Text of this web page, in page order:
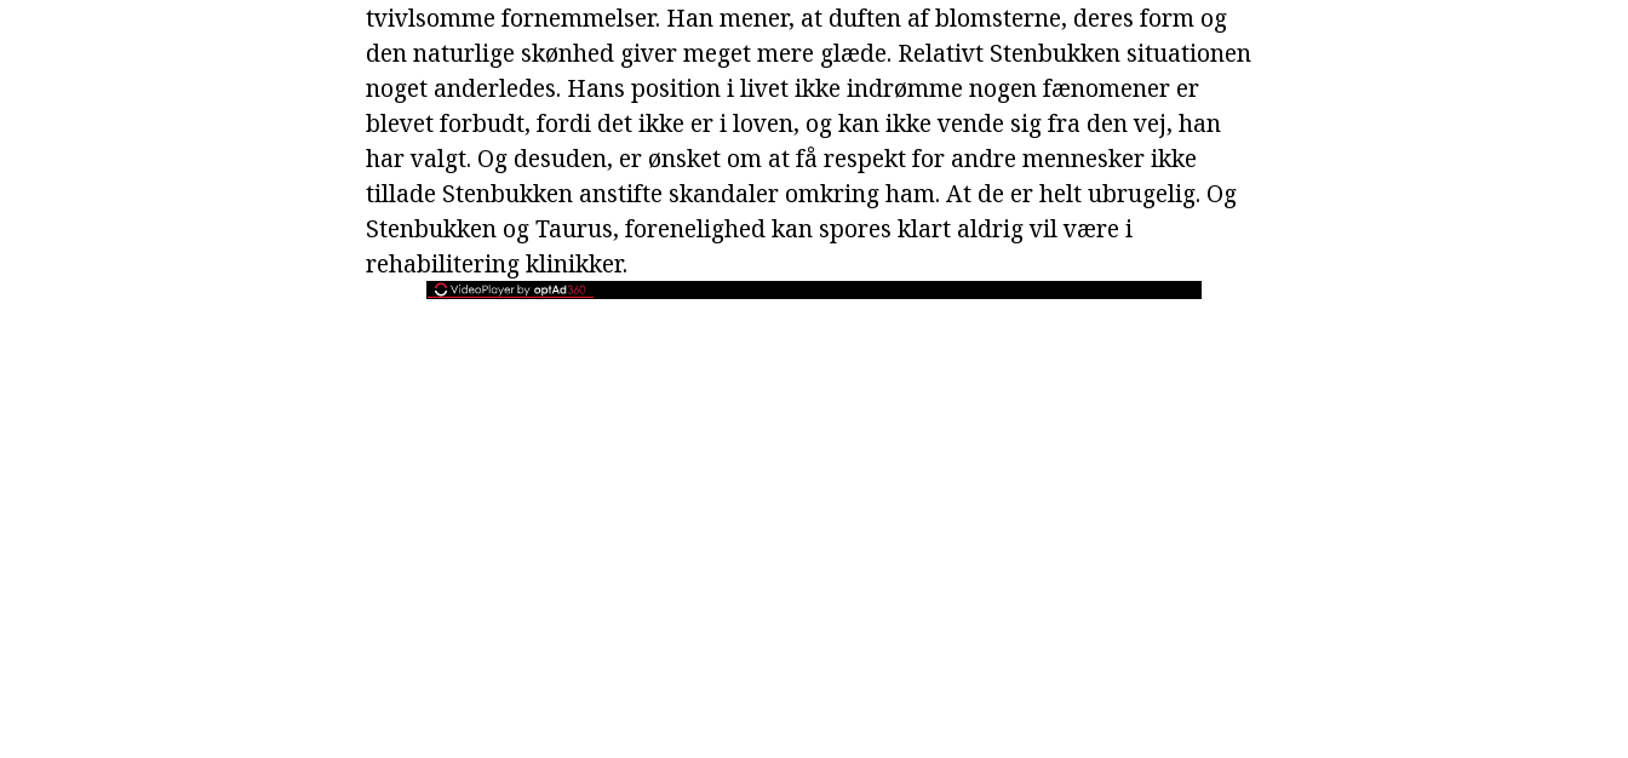
tvivlsomme fornemmelser. Han mener, at duften af blomsterne, deres form og
den naturlige skønhed giver meget mere glæde. Relativt Stenbukken situationen
noget anderledes. Hans position i livet ikke indrømme nogen fænomener er
blevet forbudt, fordi det ikke er i loven, og kan ikke vende sig fra den vej, han
har valgt. Og desuden, er ønsket om at få respekt for andre mennesker ikke
tillade Stenbukken anstifte skandaler omkring ham. At de er helt ubrugelig. Og
Stenbukken og Taurus, forenelighed kan spores klart aldrig vil være i
rehabilitering klinikker.